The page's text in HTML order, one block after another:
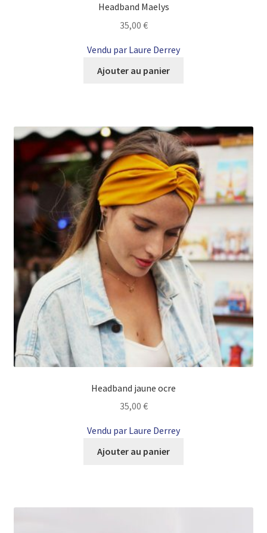
Headband Maelys
35,00 €
Vendu par Laure Derrey
Ajouter au panier
Headband jaune ocre
35,00 €
Vendu par Laure Derrey
Ajouter au panier